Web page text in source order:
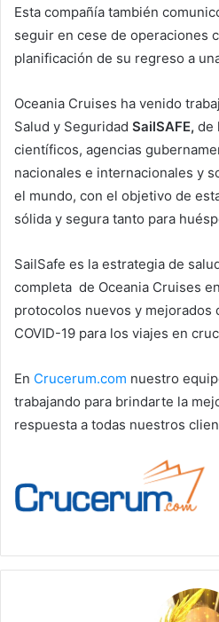
Esta compañía también
seguir en cese de operaciones
planificación de su regreso a
Oceania Cruises ha venido
Salud y Seguridad SailSAFE, de
científicos, agencias
nacionales e internacionales y
el mundo, con el objetivo de
sólida y segura tanto para
SailSafe es la estrategia de
completa de Oceania Cruises
protocolos nuevos y mejorados
COVID-19 para los viajes en
En Crucerum.com nuestro
trabajando para brindarte la
respuesta a todas nuestros